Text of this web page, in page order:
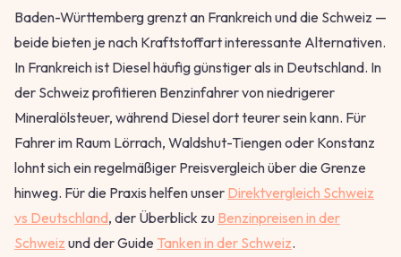
Baden-Württemberg grenzt an Frankreich und die Schweiz —
beide bieten je nach Kraftstoffart interessante Alternativen.
In Frankreich ist Diesel häufig günstiger als in Deutschland. In
der Schweiz profitieren Benzinfahrer von niedrigerer
Mineralölsteuer, während Diesel dort teurer sein kann. Für
Fahrer im Raum Lörrach, Waldshut-Tiengen oder Konstanz
lohnt sich ein regelmäßiger Preisvergleich über die Grenze
hinweg. Für die Praxis helfen unser Direktvergleich Schweiz
vs Deutschland, der Überblick zu Benzinpreisen in der
Schweiz und der Guide Tanken in der Schweiz.